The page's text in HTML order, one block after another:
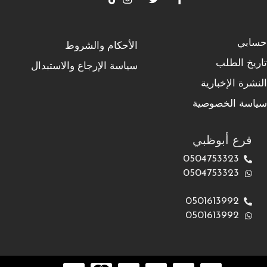
حسابي
تاريخ الطلب
النشرة الإخبارية
سياسة الخصوصية
الأحكام والشروط
سياسة الإرجاع والاستبدال
فرع أبوظبي
0504753323
0504753323
0501613992
0501613992